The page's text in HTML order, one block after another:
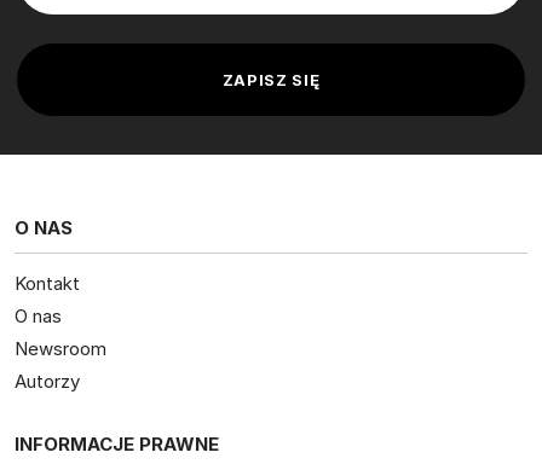
O NAS
Kontakt
O nas
Newsroom
Autorzy
INFORMACJE PRAWNE